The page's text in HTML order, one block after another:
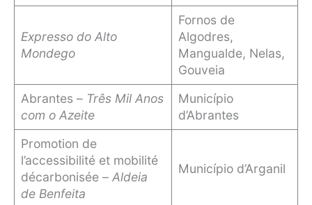
Expresso do Alto
Mondego
Fornos de
Algodres,
Mangualde, Nelas,
Gouveia
Abrantes – Três Mil Anos
com o Azeite
Município
d’Abrantes
Promotion de
l’accessibilité et mobilité
décarbonisée – Aldeia
de Benfeita
Município d’Arganil